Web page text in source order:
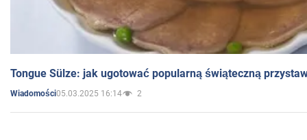
Tongue Sülze: jak ugotować popularną świąteczną
Wiadomości05.03.2025 16:14 2